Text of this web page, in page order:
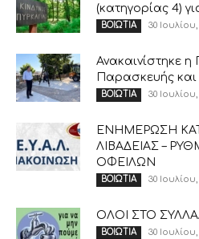
(κατηγορίας 4)
ΒΟΙΩΤΙΑ 30
Ανακαινίστηκε
Παρασκευής και
ΒΟΙΩΤΙΑ 30
ΕΝΗΜΕΡΩΣΗ
ΛΙΒΑΔΕΙΑΣ –
ΟΦΕΙΛΩΝ
ΒΟΙΩΤΙΑ 30
ΟΛΟΙ ΣΤΟ
ΒΟΙΩΤΙΑ 30